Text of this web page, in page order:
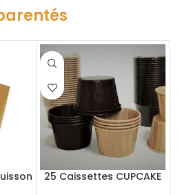
25 Caissettes CUPCAKE